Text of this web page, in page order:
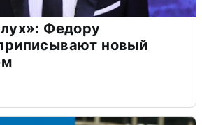
Федору
новый